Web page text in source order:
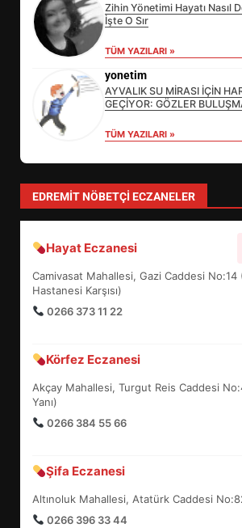
Zihin Yönetimi Hayatı Nasıl
İşte O Sır
TÜM YAZILARI »
yonetim
AYVALIK SU MİRASI İÇİN
GEÇİYOR: GÖZLER
TÜM YAZILARI »
EDREMIT NÖBETÇI ECZANELER
Hayat Eczanesi
Camivasat Mahallesi, Gazi Caddesi
Hastanesi Karşısı)
0266 373 11 22
Körfez Eczanesi
Akçay Mahallesi, Turgut Reis Caddesi
Yanı)
0266 384 55 66
Şifa Eczanesi
Altınoluk Mahallesi, Atatürk Caddesi
0266 396 33 44
DEĞİŞECEK?
4
FİNALİNDE NE
5
BALIKESİR
UZATILDI: NE
6
TURNUVASI
7
YENİ YÖNETİM NASIL
ŞEKİLLENDİ?